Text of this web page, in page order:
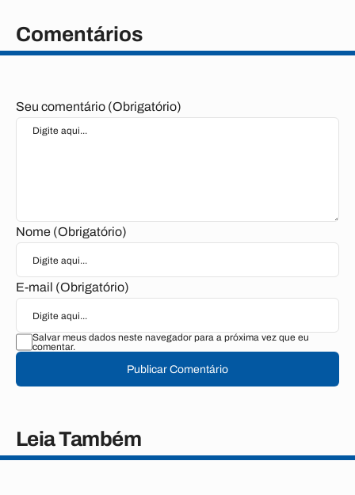
Comentários
Seu comentário (Obrigatório)
Nome (Obrigatório)
E-mail (Obrigatório)
Salvar meus dados neste navegador para a próxima vez que eu
comentar.
Publicar Comentário
Leia Também